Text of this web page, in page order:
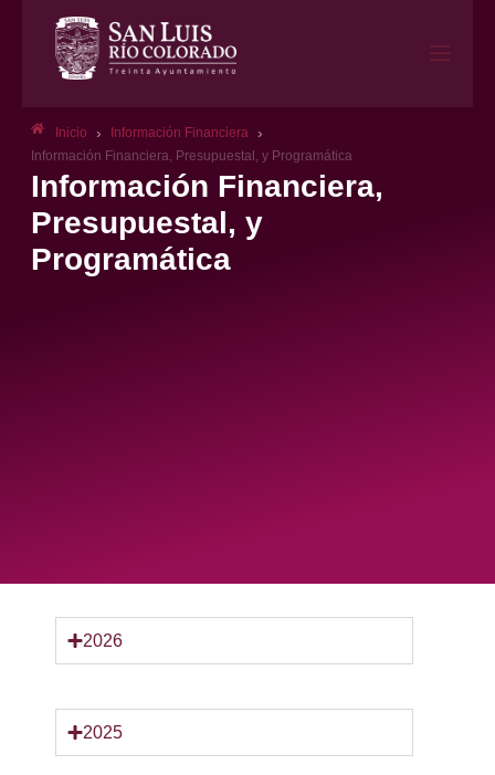
Inicio › Información Financiera ›
Información Financiera, Presupuestal, y Programática
Información Financiera,
Presupuestal, y
Programática
2026
2025